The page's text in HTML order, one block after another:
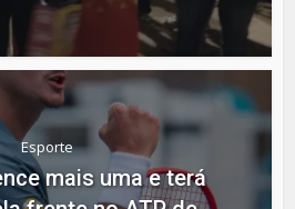
Esporte
mais uma e terá